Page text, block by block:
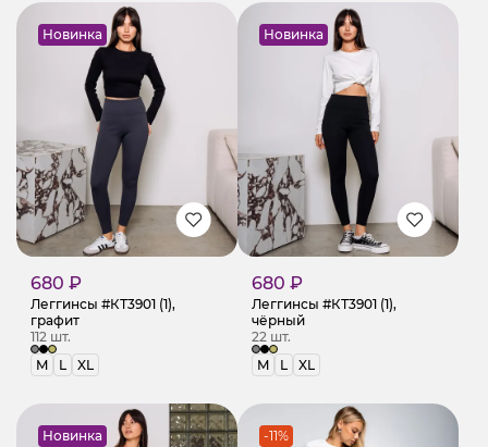
Новинка
680 ₽
Леггинсы #КТ3901 (1),
графит
112 шт.
M
L XL
Новинка
680 ₽
Леггинсы #КТ3901 (1),
чёрный
22 шт.
M
L XL
Новинка
-11%